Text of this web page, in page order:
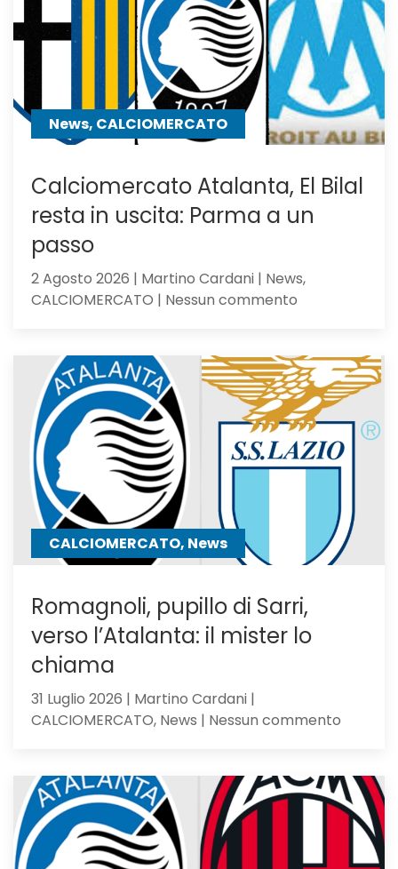
centrocampo
News, CALCIOMERCATO
Calciomercato Atalanta, El Bilal
resta in uscita: Parma a un
passo
2 Agosto 2026 | Martino Cardani | News,
CALCIOMERCATO | Nessun commento
El
Bilal
resta
in
uscita:
Parma
passo
CALCIOMERCATO, News
Romagnoli, pupillo di Sarri,
verso l’Atalanta: il mister lo
chiama
31 Luglio 2026 | Martino Cardani |
CALCIOMERCATO, News | Nessun commento
di
Sarri,
verso